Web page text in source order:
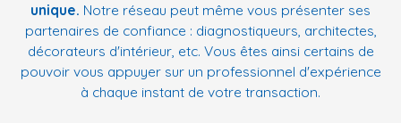
unique. Notre réseau peut même vous présenter ses
partenaires de confiance : diagnostiqueurs, architectes,
décorateurs d'intérieur, etc. Vous êtes ainsi certains de
pouvoir vous appuyer sur un professionnel d'expérience
à chaque instant de votre transaction.